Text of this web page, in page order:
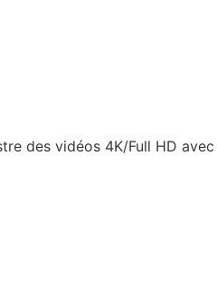
des vidéos 4K/Full HD